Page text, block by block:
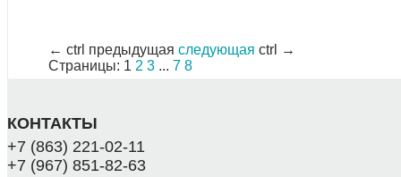
← ctrl предыдущая следующая ctrl
→
Страницы: 1 2 3 ... 7 8
КОНТАКТЫ
+7 (863) 221-02-11
+7 (967) 851-82-63